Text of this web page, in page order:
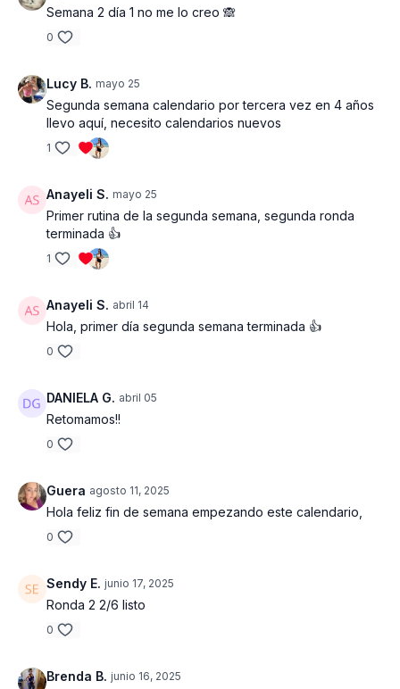
PESO Y EQUIPOS UTILIZADOS
- Tapete de entrenamiento
Semana 2 día 1 no me lo creo 🙈
0
Lucy B. mayo 25
Segunda semana calendario por tercera vez en 4 años
llevo aquí, necesito calendarios nuevos
1
Anayeli S. mayo 25
Primer rutina de la segunda semana, segunda ronda
terminada 👍
1
Anayeli S. abril 14
Hola, primer día segunda semana terminada 👍
0
DANIELA G. abril 05
Retomamos!!
0
Guera agosto 11, 2025
Hola feliz fin de semana empezando este calendario,
0
Sendy E. junio 17, 2025
Ronda 2 2/6 listo
0
Brenda B. junio 16, 2025